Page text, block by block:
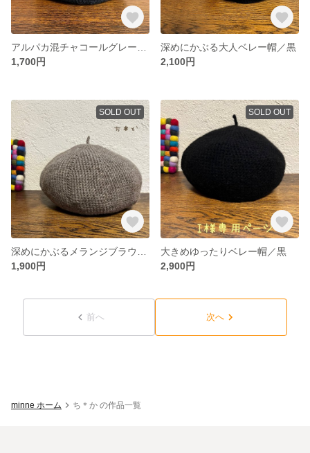
1,700円
深めにかぶる大人ベレー帽／黒
2,100円
SOLD OUT
1,900円
SOLD OUT
大きめゆったりベレー帽／黒
2,900円
前へ 次へ
minne ホーム ち＊か の作品一覧